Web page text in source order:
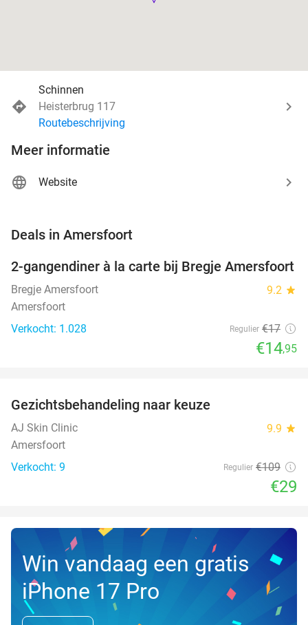
Schinnen
Heisterbrug 117
Routebeschrijving
Meer informatie
Website
Deals in Amersfoort
12%
2-gangendiner à la carte bij Bregje Amersfoort
Bregje Amersfoort 9.2 star
Amersfoort
Verkocht: 1.028
Regulier €17
€14,95
TODAY
Gezichtsbehandeling naar keuze
AJ Skin Clinic 9.9 star
Amersfoort
Verkocht: 9
Regulier €109
€29
Win vandaag een gratis
iPhone 17 Pro